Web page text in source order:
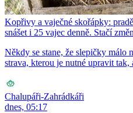
Kopřivy a vaječné skořápky:
snášet i 25 vajec denně. Stačí
Někdy se stane, že slepičky málo
strava, kterou je nutné upravit
Chalupáři-Zahrádkáři
dnes, 05:17